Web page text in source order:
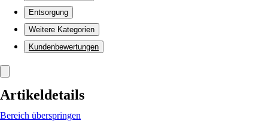
Entsorgung
Weitere Kategorien
Kundenbewertungen
Artikeldetails
Bereich überspringen